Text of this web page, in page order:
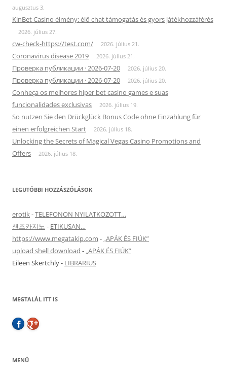
augusztus 3.
KinBet Casino élmény: élő chat támogatás és gyors játékhozzáférés
2026. július 27.
cw-check-https://test.com/ 2026. július 21.
Coronavirus disease 2019 2026. július 21.
Проверка публикации · 2026-07-20 2026. július 20.
Проверка публикации · 2026-07-20 2026. július 20.
Conheça os melhores hiper bet casino games e suas
funcionalidades exclusivas
2026. július 19.
So nutzen Sie den Drückglück Bonus Code ohne Einzahlung für
einen erfolgreichen Start
2026. július 18.
Unlocking the Secrets of Magical Vegas Casino Promotions and
Offers
2026. július 18.
LEGUTÓBBI HOZZÁSZÓLÁSOK
erotik-TELEFONON NYILATKOZOTT…
샌즈카지노 - ETIKUSAN…
https://www.megatakip.com - „APÁK ÉS FIÚK”
upload shell download - „APÁK ÉS FIÚK”
Eileen Skertchly- LIBRARIUS
MEGTALÁL ITT IS
MENÜ